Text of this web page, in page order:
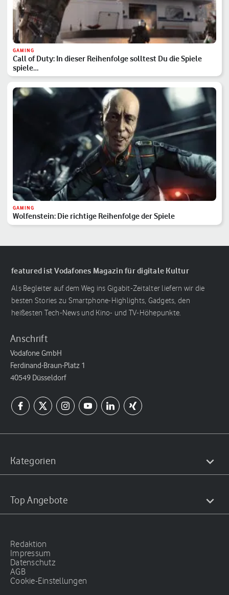
GAMING
Call of Duty: In dieser Reihenfolge solltest Du die Spiele
spiele…
GAMING
Wolfenstein: Die richtige Reihenfolge der Spiele
featured ist Vodafones Magazin für digitale Kultur
Als Begleiter auf dem Weg ins Gigabit-Zeitalter liefern wir die
besten Stories zu Smartphone-Highlights, Gadgets, den
heißesten Tech-News und Kino- und TV-Höhepunkte.
Anschrift
Vodafone GmbH
Ferdinand-Braun-Platz 1
40549 Düsseldorf
Kategorien
Top Angebote
Redaktion
Impressum
Datenschutz
AGB
Cookie-Einstellungen